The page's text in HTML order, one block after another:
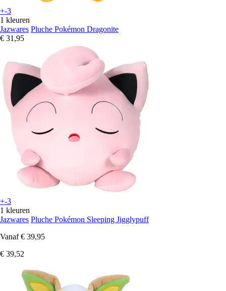
+-3
1 kleuren
Jazwares Pluche Pokémon Dragonite
€ 31,95
+-3
1 kleuren
Jazwares Pluche Pokémon Sleeping Jigglypuff
Vanaf € 39,95
€ 39,52